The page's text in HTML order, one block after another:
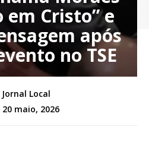
em Cristo” e
após
no TSE
Jornal Local
20 maio, 2026